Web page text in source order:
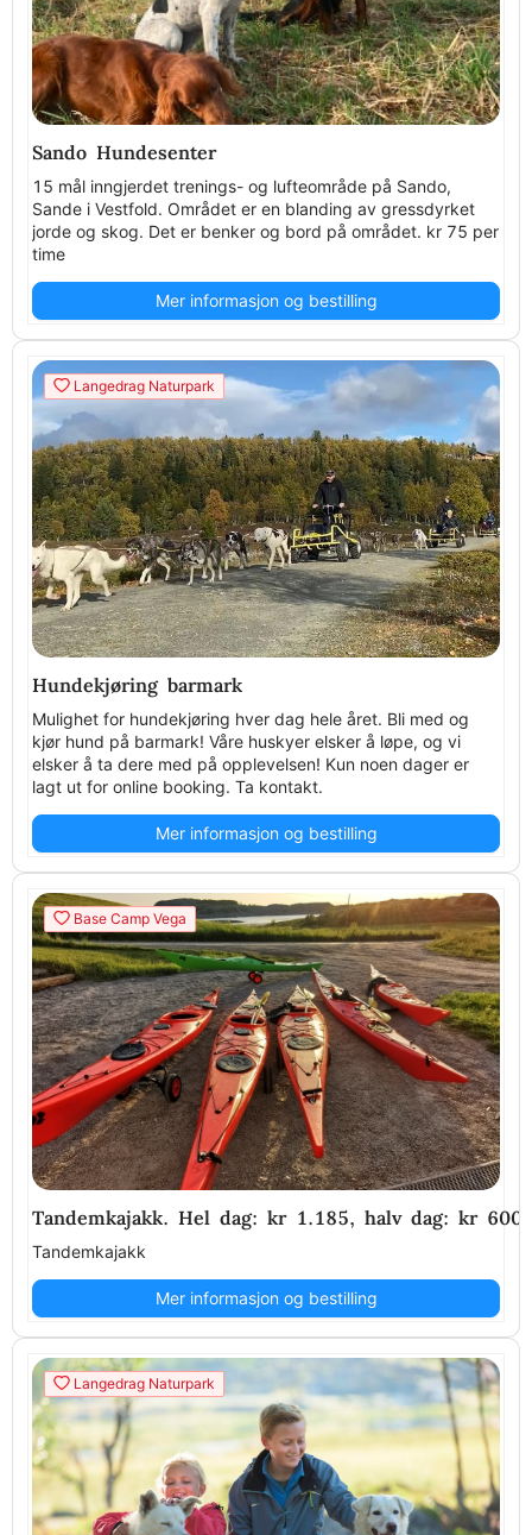
Sando Hundesenter
15 mål inngjerdet trenings- og lufteområde på Sando,
Sande i Vestfold. Området er en blanding av gressdyrket
jorde og skog. Det er benker og bord på området. kr 75 per
time
Mer informasjon og bestilling
Langedrag Naturpark
Hundekjøring barmark
Mulighet for hundekjøring hver dag hele året. Bli med og
kjør hund på barmark! Våre huskyer elsker å løpe, og vi
elsker å ta dere med på opplevelsen! Kun noen dager er
lagt ut for online booking. Ta kontakt.
Mer informasjon og bestilling
Base Camp Vega
Tandemkajakk. Hel dag: kr 1.185, halv dag: kr 600
Tandemkajakk
Mer informasjon og bestilling
Langedrag Naturpark